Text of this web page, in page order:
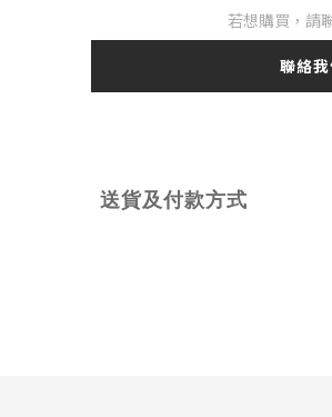
若想購買，請
聯絡
送貨及付款方式